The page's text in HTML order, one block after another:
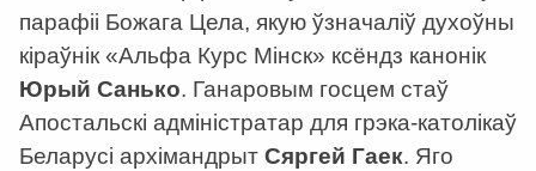
парафіі Божага Цела, якую ўзначаліў духоўны
кіраўнік «Альфа Курс Мінск» ксёндз канонік
Юрый Санько. Ганаровым госцем стаў
Апостальскі адміністратар для грэка-католікаў
Беларусі архімандрыт Сяргей Гаек. Яго